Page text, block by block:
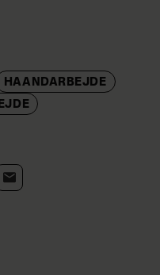
HAANDARBEJDE